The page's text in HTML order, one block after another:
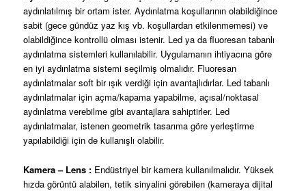
aydınlatılmış bir ortam ister. Aydınlatma koşullarının olabildiğince
sabit (gece gündüz yaz kış vb. koşullardan etkilenmemesi) ve
olabildiğince kontrollü olması istenir. Led ya da fluoresan tabanlı
aydınlatma sistemleri kullanılabilir. Uygulamanın ihtiyacına göre
en iyi aydınlatma sistemi seçilmiş olmalıdır. Fluoresan
aydınlatmalar soft bir ışık verdiği için avantajlıdırlar. Led tabanlı
aydınlatmalar için açma/kapama yapabilme, açısal/noktasal
aydınlatma verebilme gibi avantajlara sahiptirler. Led
aydınlatmalar, istenen geometrik tasarıma göre yerleştirme
yapılabildiği için de kullanışlı olabilir.
Kamera – Lens : Endüstriyel bir kamera kullanılmalıdır. Yüksek
hızda görüntü alabilen, tetik sinyalini görebilen (kameraya dijital